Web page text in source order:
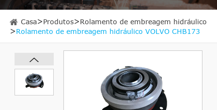
Casa Produtos
Rolamento de embreagem hidráulico
Rolamento de embreagem hidráulico VOLVO CHB173